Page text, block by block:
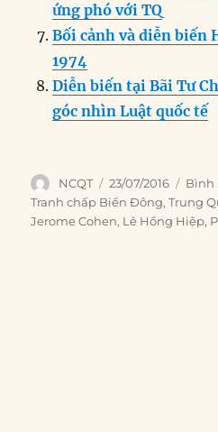
ứng phó với TQ
Bối cảnh và diễn biến
1974
Diễn biến tại Bãi Tư
góc nhìn Luật quốc tế
Author
NCQT
Posted
on
23/07/2016 Bình
Tranh chấp Biển Đông,Trung
Jerome Cohen, Lê Hồng Hiệp,